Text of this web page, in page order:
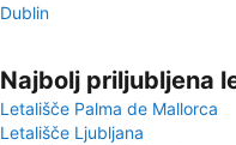
Dublin
Najbolj priljubljena
Letališče Palma de Mallorca
Letališče Ljubljana